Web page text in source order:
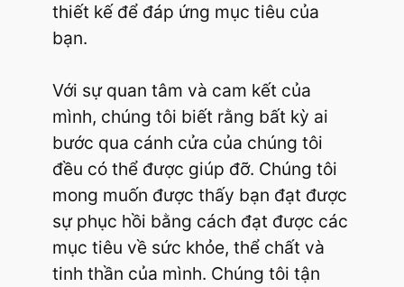
thiết kế để đáp ứng mục tiêu của
bạn.
Với sự quan tâm và cam kết của
mình, chúng tôi biết rằng bất kỳ ai
bước qua cánh cửa của chúng tôi
đều có thể được giúp đỡ. Chúng tôi
mong muốn được thấy bạn đạt được
sự phục hồi bằng cách đạt được các
mục tiêu về sức khỏe, thể chất và
tinh thần của mình. Chúng tôi tận